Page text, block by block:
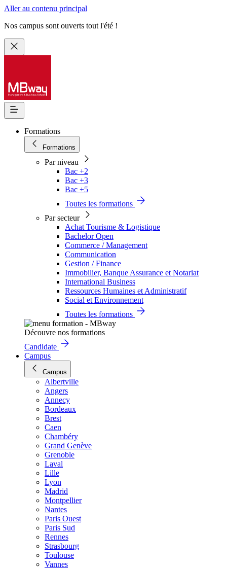
Aller au contenu principal
Nos campus sont ouverts tout l'été !
Formations
Formations
Par niveau
Bac +2
Bac +3
Bac +5
Toutes les formations
Par secteur
Achat Tourisme & Logistique
Bachelor Open
Commerce / Management
Communication
Gestion / Finance
Immobilier, Banque Assurance et Notariat
International Business
Ressources Humaines et Administratif
Social et Environnement
Toutes les formations
Découvre nos formations
Candidate
Campus
Campus
Albertville
Angers
Annecy
Bordeaux
Brest
Caen
Chambéry
Grand Genève
Grenoble
Laval
Lille
Lyon
Madrid
Montpellier
Nantes
Paris Ouest
Paris Sud
Rennes
Strasbourg
Toulouse
Vannes